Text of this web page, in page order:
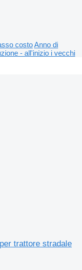
costoAnno di
- all'inizio i vecchi
trattore stradale